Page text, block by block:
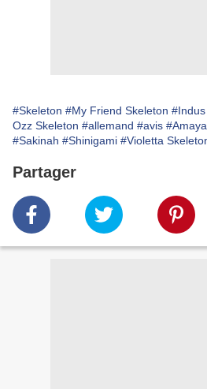
#Skeleton #My Friend Skeleton #Indus
Ozz Skeleton #allemand #avis #Amaya
#Sakinah #Shinigami #Violetta
Partager